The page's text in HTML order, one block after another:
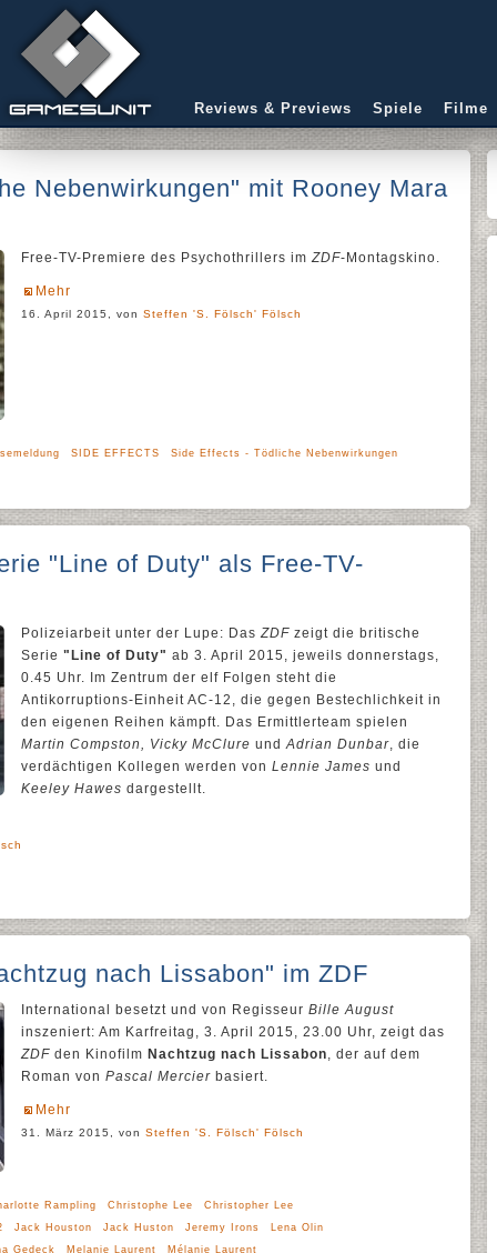
Reviews & Previews Spiele Filme
Nebenwirkungen" mit Rooney Mara
Free-TV-Premiere des Psychothrillers imZDF-Montagskino.
Mehr
16. April 2015, von Steffen 'S. Fölsch' Fölsch
SIDE EFFECTS Side Effects - Tödliche Nebenwirkungen
"Line of Duty" als Free-TV-
Polizeiarbeit unter der Lupe: DasZDF zeigt die britische
Serie "Line of Duty" ab 3. April 2015, jeweils donnerstags,
0.45 Uhr. Im Zentrum der elf Folgen steht die
Antikorruptions-Einheit AC-12, die gegen Bestechlichkeit in
den eigenen Reihen kämpft. Das Ermittlerteam spielen
Martin Compston, Vicky McClure undAdrian Dunbar, die
verdächtigen Kollegen werden von Lennie James und
Keeley Hawes dargestellt.
nach Lissabon" im ZDF
International besetzt und von Regisseur Bille August
inszeniert: Am Karfreitag, 3. April 2015, 23.00 Uhr, zeigt das
ZDF den Kinofilm Nachtzug nach Lissabon, der auf dem
Roman von Pascal Mercier basiert.
Mehr
31. März 2015, von Steffen 'S. Fölsch' Fölsch
Rampling Christophe Lee
Christopher Lee
Jack Houston Jack Huston Jeremy Irons
Lena Olin
Gedeck
Melanie Laurent
Mélanie Laurent